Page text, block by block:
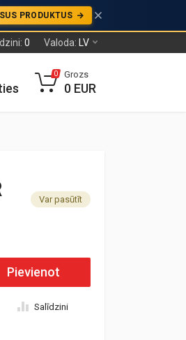
PRODUKTUS
0 Valoda: LV
0 Grozs
0 EUR
Var pasūtīt
Pievienot
Salīdzini